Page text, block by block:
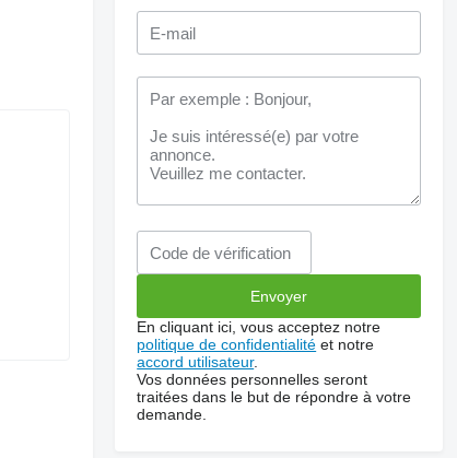
En cliquant ici, vous acceptez notre
politique de confidentialité et notre
accord utilisateur.
Vos données personnelles seront
traitées dans le but de répondre à votre
demande.